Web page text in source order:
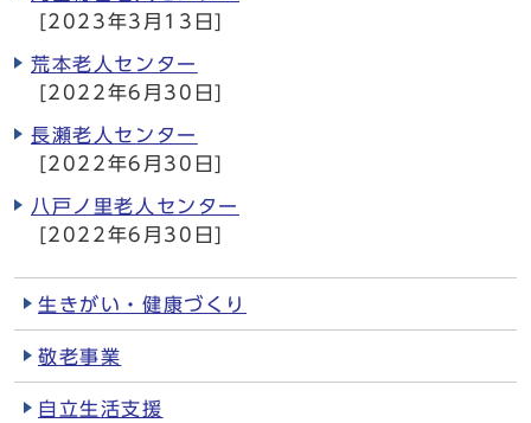
[2023年3月13日]
荒本老人センター
[2022年6月30日]
長瀬老人センター
[2022年6月30日]
八戸ノ里老人センター
[2022年6月30日]
生きがい・健康づくり
敬老事業
自立生活支援